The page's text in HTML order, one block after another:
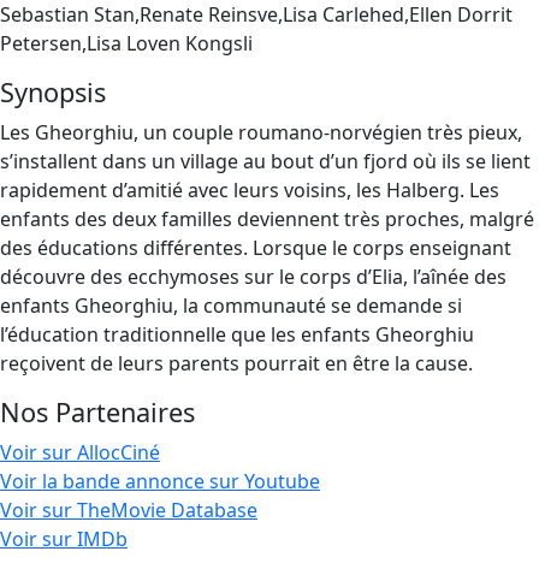
Sebastian Stan,Renate Reinsve,Lisa Carlehed,Ellen Dorrit
Petersen,Lisa Loven Kongsli
Synopsis
Les Gheorghiu, un couple roumano-norvégien très pieux,
s’installent dans un village au bout d’un fjord où ils se lient
rapidement d’amitié avec leurs voisins, les Halberg. Les
enfants des deux familles deviennent très proches, malgré
des éducations différentes. Lorsque le corps enseignant
découvre des ecchymoses sur le corps d’Elia, l’aînée des
enfants Gheorghiu, la communauté se demande si
l’éducation traditionnelle que les enfants Gheorghiu
reçoivent de leurs parents pourrait en être la cause.
Nos Partenaires
Voir sur AllocCiné
Voir la bande annonce sur Youtube
Voir sur TheMovie Database
Voir sur IMDb